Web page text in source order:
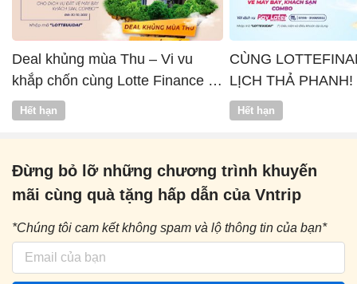
Deal khủng mùa Thu – Vi vu
khắp chốn cùng Lotte Finance x
Vntrip
Hết hạn
CÙNG
LỊCH THẢ PHANH!
Hết hạn
Đừng bỏ lỡ những chương trình khuyến
mãi cùng quà tặng hấp dẫn của Vntrip
*Chúng tôi cam kết không spam và lộ thông tin của bạn*